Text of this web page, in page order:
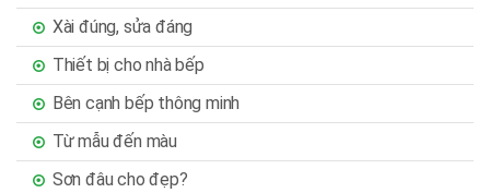
Xài đúng, sửa đáng
Thiết bị cho nhà bếp
Bên cạnh bếp thông minh
Từ mẫu đến màu
Sơn đâu cho đẹp?